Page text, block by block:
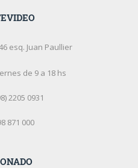
esq. Juan Paullier
de 9 a 18 hs
2205 0931
871 000